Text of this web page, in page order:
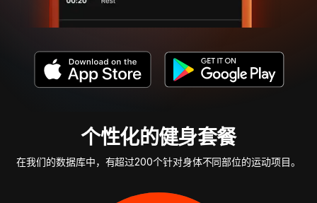
个性化的健身套餐
在我们的数据库中，有超过200个针对身体不同部位的运动项目。